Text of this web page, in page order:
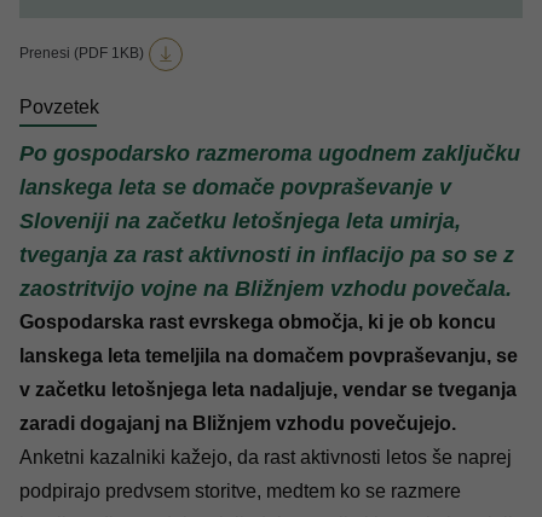
Prenesi (PDF 1KB)
Povzetek
Po gospodarsko razmeroma ugodnem zaključku
lanskega leta se domače povpraševanje v
Sloveniji na začetku letošnjega leta umirja,
tveganja za rast aktivnosti in inflacijo pa so se z
zaostritvijo vojne na Bližnjem vzhodu povečala.
Gospodarska rast evrskega območja, ki je ob koncu
lanskega leta temeljila na domačem povpraševanju, se
v začetku letošnjega leta nadaljuje, vendar se tveganja
zaradi dogajanj na Bližnjem vzhodu povečujejo.
Anketni kazalniki kažejo, da rast aktivnosti letos še naprej
podpirajo predvsem storitve, medtem ko se razmere